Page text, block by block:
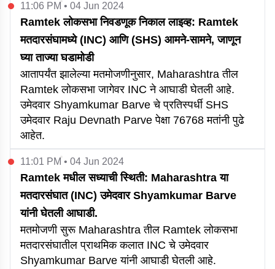
11:06 PM • 04 Jun 2024
Ramtek लोकसभा निवडणूक निकाल लाइव्ह: Ramtek
मतदारसंघामध्ये (INC) आणि (SHS) आमने-सामने, जाणून
घ्या ताज्या घडामोडी
आतापर्यंत झालेल्या मतमोजणीनुसार, Maharashtra तील
Ramtek लोकसभा जागेवर INC ने आघाडी घेतली आहे.
उमेदवार Shyamkumar Barve चे प्रतिस्पर्धी SHS
उमेदवार Raju Devnath Parve पेक्षा 76768 मतांनी पुढे
आहेत.
11:01 PM • 04 Jun 2024
Ramtek मधील सध्याची स्थिती: Maharashtra या
मतदारसंघात (INC) उमेदवार Shyamkumar Barve
यांनी घेतली आघाडी.
मतमोजणी सुरू Maharashtra तील Ramtek लोकसभा
मतदारसंघातील प्राथमिक कलात INC चे उमेदवार
Shyamkumar Barve यांनी आघाडी घेतली आहे.